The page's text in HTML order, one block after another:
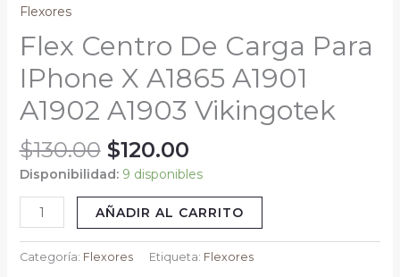
Flexores
Flex Centro De Carga Para
IPhone X A1865 A1901
A1902 A1903 Vikingotek
$130.00
$130.00.
$120.00
$120.00.
Disponibilidad: 9 disponibles
De
Para
IPhone
X
A1865
A1902
A1903
Vikingotek
cantidad
AÑADIR AL CARRITO
Categoría: Flexores Etiqueta: Flexores